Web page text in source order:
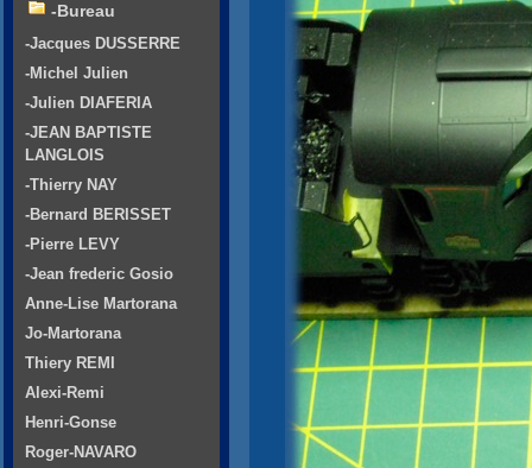
-Bureau
-Jacques DUSSERRE
-Michel Julien
-Julien DIAFERIA
-JEAN BAPTISTE
LANGLOIS
-Thierry NAY
-Bernard BERISSET
-Pierre LEVY
-Jean frederic Gosio
Anne-Lise Martorana
Jo-Martorana
Thiery REMI
Alexi-Remi
Henri-Gonse
Roger-NAVARO